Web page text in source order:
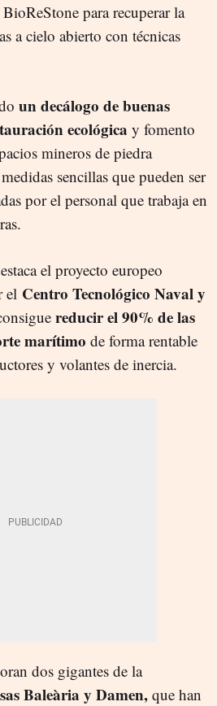
para recuperar la
a cielo abierto con técnicas
un decálogo de buenas
ecológica y fomento
mineros de piedra
sencillas que pueden ser
por el personal que trabaja en
el proyecto europeo
el Centro Tecnológico Naval y
reducir el 90% de las
marítimo de forma rentable
y volantes de inercia.
dos gigantes de la
Baleària y Damen, que han